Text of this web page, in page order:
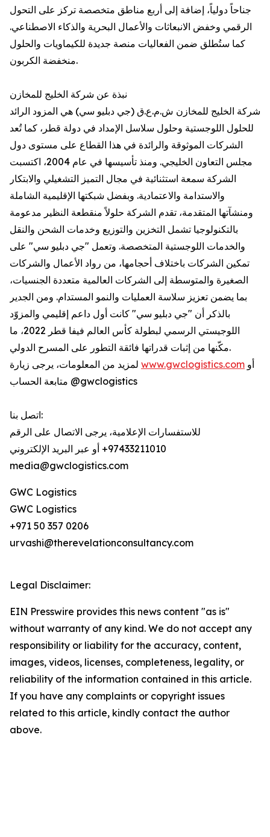
جناحاً دولياً، إضافة إلى أربع مناطق متخصصة تركز على التحول
الرقمي وخفض الانبعاثات والأعمال البحرية والذكاء الاصطناعي.
كما ستُطلق ضمن الفعاليات منصة جديدة للكيماويات والحلول
منخفضة الكربون.
نبذة عن شركة الخليج للمخازن
شركة الخليج للمخازن ش.م.ع.ق (جي دبليو سي) هي المزود الرائد
للحلول اللوجستية وحلول سلاسل الإمداد في دولة قطر، كما تُعد
الشركات الموثوقة والرائدة في هذا القطاع على مستوى دول
مجلس التعاون الخليجي. ومنذ تأسيسها في عام 2004، اكتسبت
الشركة سمعة استثنائية في مجال التميز التشغيلي والابتكار
والاستدامة والاعتمادية. وبفضل شبكتها الإقليمية الشاملة
ومنشآتها المتقدمة، تقدم الشركة حلولاً منقطعة النظير مدعومة
بالتكنولوجيا تشمل التخزين والتوزيع وخدمات الشحن والنقل
والخدمات اللوجستية المتخصصة. وتعمل "جي دبليو سي" على
تمكين الشركات باختلاف أحجامها، من رواد الأعمال والشركات
الصغيرة والمتوسطة إلى الشركات العالمية متعددة الجنسيات،
بما يضمن تعزيز سلاسة العمليات والنمو المستدام. ومن الجدير
بالذكر أن "جي دبليو سي" كانت أول داعم إقليمي والمزوّد
اللوجيستي الرسمي لبطولة كأس العالم فيفا قطر 2022، ما
مكّنها من إثبات قدراتها فائقة التطور على المسرح الدولي.
www.gwclogistics.com
متابعة الحساب @gwclogistics
اتصل بنا:
للاستفسارات الإعلامية، يرجى الاتصال على الرقم
97433211010+ أو عبر البريد الإلكتروني
media@gwclogistics.com
GWC Logistics
GWC Logistics
+971 50 357 0206
urvashi@therevelationconsultancy.com
Legal Disclaimer:
EIN Presswire provides this news content "as is"
without warranty of any kind. We do not accept any
responsibility or liability for the accuracy, content,
images, videos, licenses, completeness, legality, or
reliability of the information contained in this article.
If you have any complaints or copyright issues
related to this article, kindly contact the author
above.